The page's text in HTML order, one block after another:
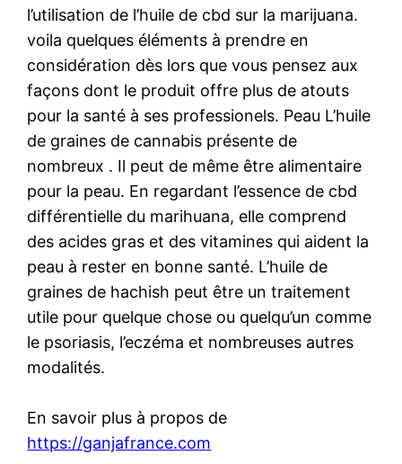
l’utilisation de l’huile de cbd sur la marijuana.
voila quelques éléments à prendre en
considération dès lors que vous pensez aux
façons dont le produit offre plus de atouts
pour la santé à ses professionels. Peau L’huile
de graines de cannabis présente de
nombreux . Il peut de même être alimentaire
pour la peau. En regardant l’essence de cbd
différentielle du marihuana, elle comprend
des acides gras et des vitamines qui aident la
peau à rester en bonne santé. L’huile de
graines de hachish peut être un traitement
utile pour quelque chose ou quelqu’un comme
le psoriasis, l’eczéma et nombreuses autres
modalités.
En savoir plus à propos de
https://ganjafrance.com